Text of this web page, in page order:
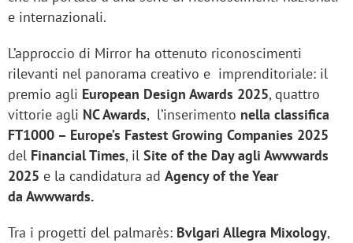
e internazionali.
L’approccio di Mirror ha ottenuto riconoscimenti
rilevanti nel panorama creativo e imprenditoriale: il
premio agli European Design Awards 2025, quattro
vittorie agli NC Awards, l’inserimento nella classifica
FT1000 – Europe’s Fastest Growing Companies 2025
del Financial Times, il Site of the Day agli Awwwards
2025 e la candidatura ad Agency of the Year
da Awwwards.
Tra i progetti del palmarès: Bvlgari Allegra Mixology,